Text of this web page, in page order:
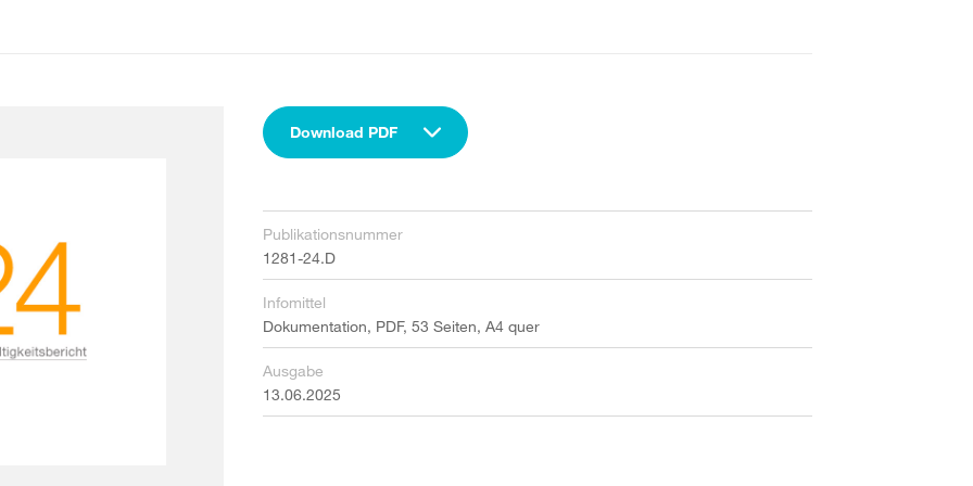
Download PDF
Publikationsnummer
1281-24.D
Infomittel
Dokumentation, PDF, 53 Seiten, A4 quer
Ausgabe
13.06.2025